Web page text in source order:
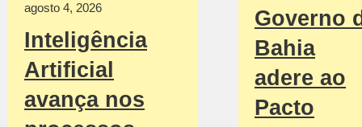
agosto 4, 2026
Inteligência
Artificial
avança nos
Governo
Bahia
adere ao
Pacto